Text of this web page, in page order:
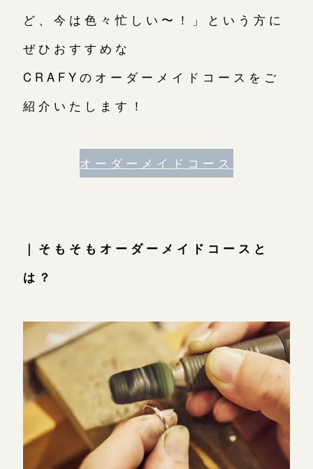
ど、今は色々忙しい〜！」という方に
ぜひおすすめな
CRAFYのオーダーメイドコースをご
紹介いたします！
オーダーメイドコース
｜そもそもオーダーメイドコースと
は？